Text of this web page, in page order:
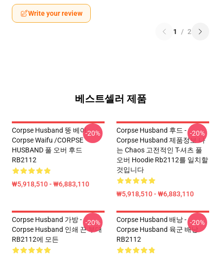
Write your review
1 / 2
베스트셀러 제품
Corpse Husband 뚱 베어 -
Corpse Waifu /CORPSE
HUSBAND 풀 오버 후드
RB2112
₩5,918,510 - ₩6,883,110
-20%
Corpse Husband 후드 -
Corpse Husband 제품정보 나
는 Chaos 고전적인 T-셔츠 풀
오버 Hoodie Rb2112를 일치할
것입니다
₩5,918,510 - ₩6,883,110
-20%
Corpse Husband 가방 -
Corpse Husband 인쇄 끈 부대
RB2112에 모든
-20%
Corpse Husband 배낭 -
Corpse Husband 육군 배낭
RB2112
-20%